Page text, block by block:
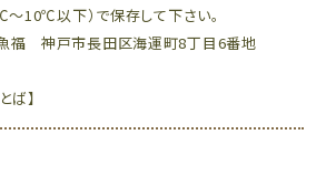
10℃以下）で保存して下さい。
福 神戸市長田区海運町8丁目6番地
ば】